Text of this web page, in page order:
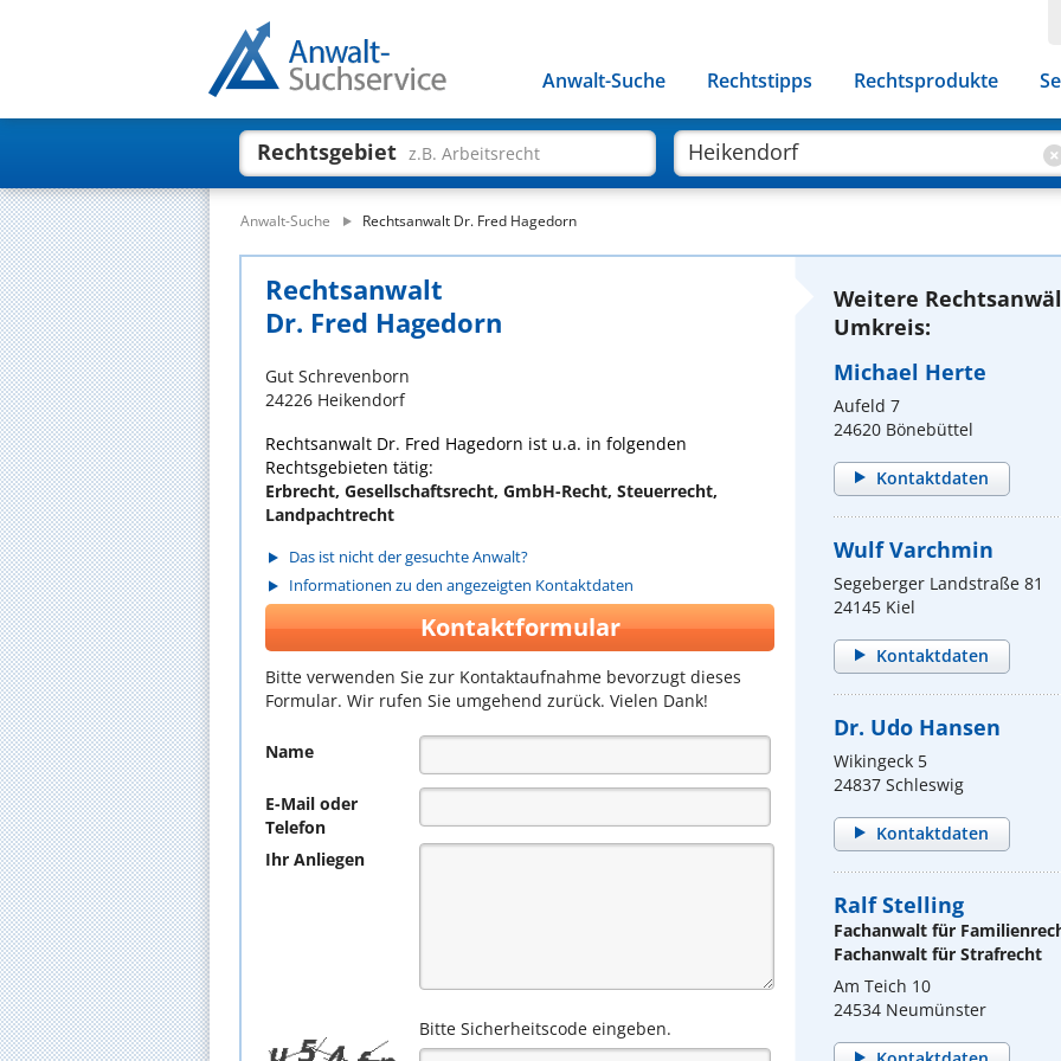
Anwalt-Suche Rechtstipps Rechtsprodukte
Rechtsgebiet z.B. Arbeitsrecht
Anwalt-Suche Rechtsanwalt Dr. Fred Hagedorn
Rechtsanwalt
Dr. Fred Hagedorn
Gut Schrevenborn
24226 Heikendorf
Rechtsanwalt Dr. Fred Hagedorn ist u.a. in folgenden
Rechtsgebieten tätig:
Erbrecht, Gesellschaftsrecht, GmbH-Recht, Steuerrecht,
Landpachtrecht
Das ist nicht der gesuchte Anwalt?
Informationen zu den angezeigten Kontaktdaten
Kontaktformular
Bitte verwenden Sie zur Kontaktaufnahme bevorzugt dieses
Formular. Wir rufen Sie umgehend zurück. Vielen Dank!
Name
E-Mail oder
Telefon
Ihr Anliegen
Bitte Sicherheitscode eingeben.
Weitere
Umkreis:
Michael Herte
Aufeld 7
24620 Bönebüttel
Kontaktdaten
Wulf Varchmin
Segeberger Landstraße 81
24145 Kiel
Kontaktdaten
Dr. Udo Hansen
Wikingeck 5
24837 Schleswig
Kontaktdaten
Ralf Stelling
Fachanwalt für
Fachanwalt für Strafrecht
Am Teich 10
24534 Neumünster